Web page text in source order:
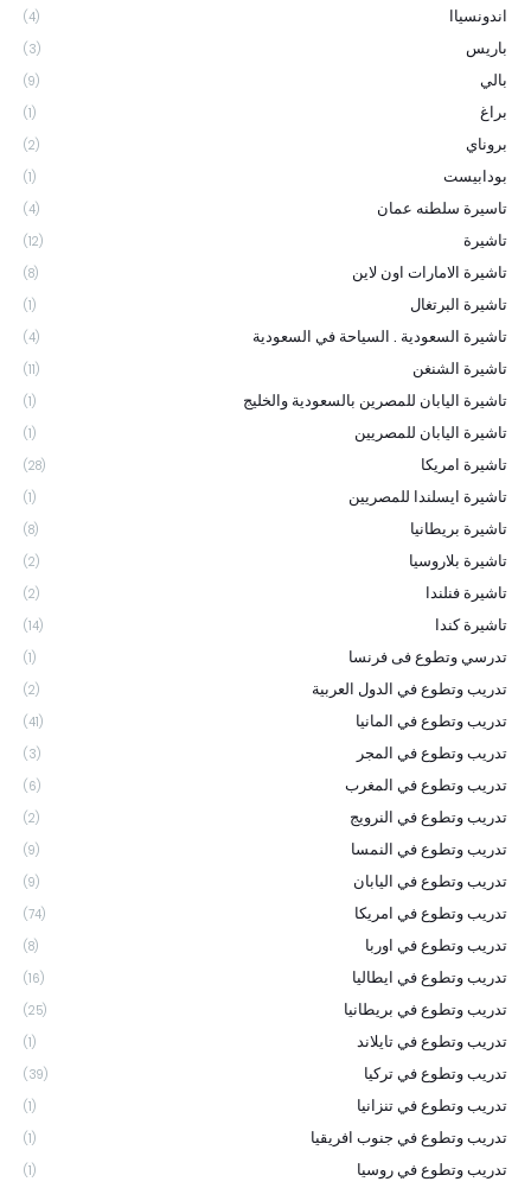
اندونسياا (4)
باريس (3)
بالي (9)
براغ (1)
بروناي (2)
بودابيست (1)
تاسيرة سلطنه عمان (4)
تاشيرة (12)
تاشيرة الامارات اون لاين (8)
تاشيرة البرتغال (1)
تاشيرة السعودية . السياحة في السعودية (4)
تاشيرة الشنغن (11)
تاشيرة اليابان للمصرين بالسعودية والخليج (1)
تاشيرة اليابان للمصريين (1)
تاشيرة امريكا (28)
تاشيرة ايسلندا للمصريين (1)
تاشيرة بريطانيا (8)
تاشيرة بلاروسيا (2)
تاشيرة فنلندا (2)
تاشيرة كندا (14)
تدرسي وتطوع فى فرنسا (1)
تدريب وتطوع في الدول العربية (2)
تدريب وتطوع في المانيا (41)
تدريب وتطوع في المجر (3)
تدريب وتطوع في المغرب (6)
تدريب وتطوع في النرويج (2)
تدريب وتطوع في النمسا (9)
تدريب وتطوع في اليابان (9)
تدريب وتطوع في امريكا (74)
تدريب وتطوع في اوربا (8)
تدريب وتطوع في ايطاليا (16)
تدريب وتطوع في بريطانيا (25)
تدريب وتطوع في تايلاند (1)
تدريب وتطوع في تركيا (39)
تدريب وتطوع في تنزانيا (1)
تدريب وتطوع في جنوب افريقيا (1)
تدريب وتطوع في روسيا (1)